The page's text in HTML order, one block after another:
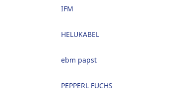
IFM
HELUKABEL
ebm papst
PEPPERL FUCHS